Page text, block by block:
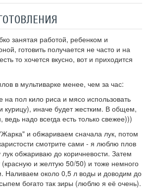
занятая работой, ребенком и
готовить получается не часто и на
то хочется вкусно, вот и приходится
в мультиварке менее, чем за час:
на пол кило риса и мясо использовать
курицу), иначе будет жестким. В общем,
надо всегда есть только свежее)))
и обжариваем сначала лук, потом
смотрите сами - я люблю плов
обжариваю до коричневости. Затем
и желтую 50/50) и тоже немного
Наливаем около 0,5 л воды и доводим до
боғато так зиры (люблю я её очень).